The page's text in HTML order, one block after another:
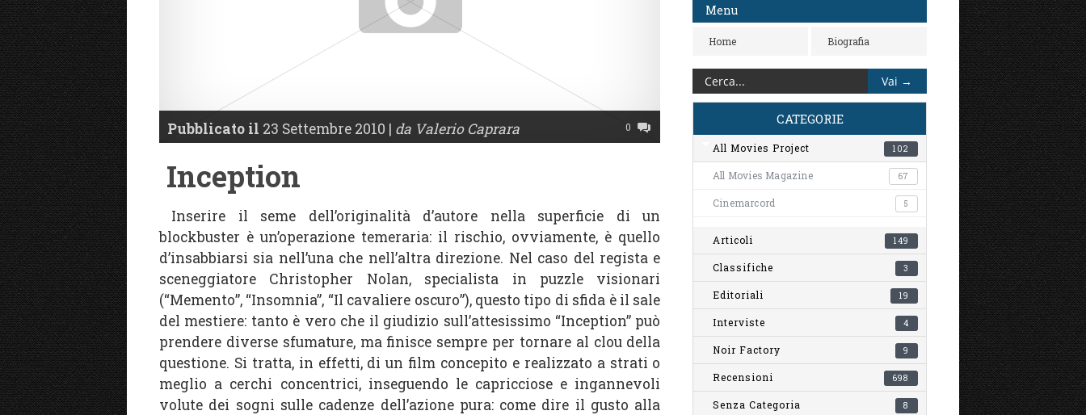
Pubblicato il 23 Settembre 2010 | da Valerio Caprara 0
Inception
Inserire il seme dell’originalità d’autore nella superficie di un
blockbuster è un’operazione temeraria: il rischio, ovviamente, è quello
d’insabbiarsi sia nell’una che nell’altra direzione. Nel caso del regista e
sceneggiatore Christopher Nolan, specialista in puzzle visionari
(“Memento”, “Insomnia”, “Il cavaliere oscuro”), questo tipo di sfida è il sale
del mestiere: tanto è vero che il giudizio sull’attesissimo “Inception” può
prendere diverse sfumature, ma finisce sempre per tornare al clou della
questione. Si tratta, in effetti, di un film concepito e realizzato a strati o
meglio a cerchi concentrici, inseguendo le capricciose e ingannevoli
volute dei sogni sulle cadenze dell’azione pura: come dire il gusto alla
Menu
Home Biografia
CATEGORIE
All Movies Project 102
All Movies Magazine 67
Cinemarcord 5
Articoli 149
Classifiche 3
Editoriali 19
Interviste 4
Noir Factory 9
Recensioni 698
Senza Categoria 8